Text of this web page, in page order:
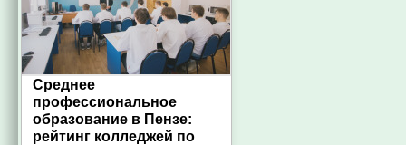
Среднее
профессиональное
образование в Пензе:
рейтинг колледжей по